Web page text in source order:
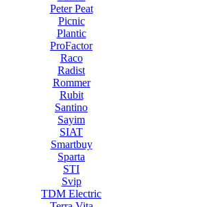
Peter Peat
Picnic
Plantic
ProFactor
Raco
Radist
Rommer
Rubit
Santino
Sayim
SIAT
Smartbuy
Sparta
STI
Svip
TDM Electric